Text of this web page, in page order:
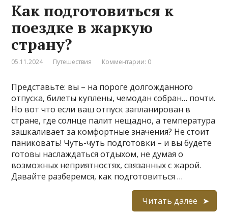
Как подготовиться к
поездке в жаркую
страну?
05.11.2024 Путешествия Комментарии: 0
Представьте: вы – на пороге долгожданного
отпуска, билеты куплены, чемодан собран… почти.
Но вот что если ваш отпуск запланирован в
стране, где солнце палит нещадно, а температура
зашкаливает за комфортные значения? Не стоит
паниковать! Чуть-чуть подготовки – и вы будете
готовы наслаждаться отдыхом, не думая о
возможных неприятностях, связанных с жарой.
Давайте разберемся, как подготовиться …
Читать далее